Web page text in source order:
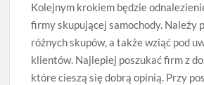
Kolejnym krokiem będzie
firmy skupującej samochody. Należy
różnych skupów, a także wziąć pod
klientów. Najlepiej poszukać firm z
które cieszą się dobrą opinią. Przy